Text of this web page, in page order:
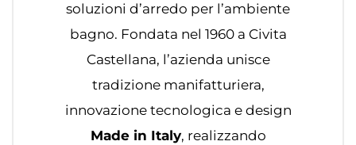
soluzioni d’arredo per l’ambiente
bagno. Fondata nel 1960 a Civita
Castellana, l’azienda unisce
tradizione manifatturiera,
innovazione tecnologica e design
Made in Italy, realizzando